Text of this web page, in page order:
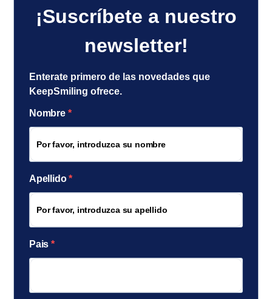
¡Suscríbete a nuestro
newsletter!
Enterate primero de las novedades que
KeepSmiling ofrece.
Nombre
Apellido
Pais